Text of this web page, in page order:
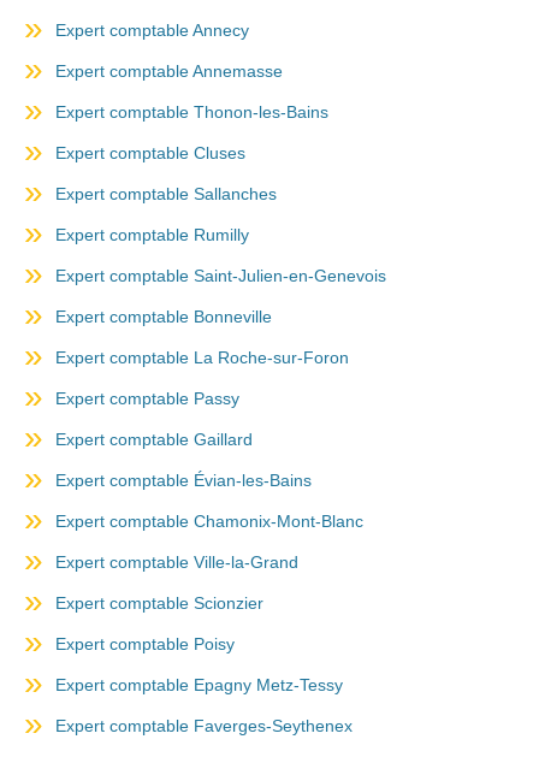
Expert comptable Annecy
Expert comptable Annemasse
Expert comptable Thonon-les-Bains
Expert comptable Cluses
Expert comptable Sallanches
Expert comptable Rumilly
Expert comptable Saint-Julien-en-Genevois
Expert comptable Bonneville
Expert comptable La Roche-sur-Foron
Expert comptable Passy
Expert comptable Gaillard
Expert comptable Évian-les-Bains
Expert comptable Chamonix-Mont-Blanc
Expert comptable Ville-la-Grand
Expert comptable Scionzier
Expert comptable Poisy
Expert comptable Epagny Metz-Tessy
Expert comptable Faverges-Seythenex